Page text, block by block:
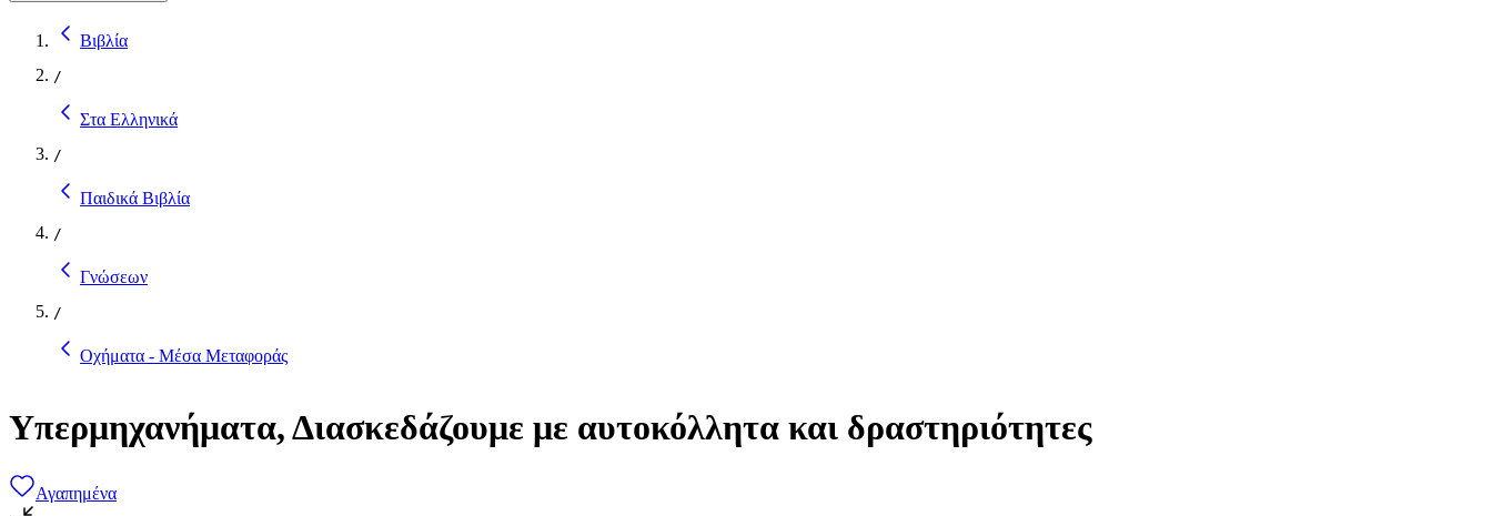
Βιβλία
/
Στα Ελληνικά
/
Παιδικά Βιβλία
/
Γνώσεων
/
Οχήματα - Μέσα Μεταφοράς
Υπερμηχανήματα, Διασκεδάζουμε με αυτοκόλλητα και δραστηριότητες
Αγαπημένα